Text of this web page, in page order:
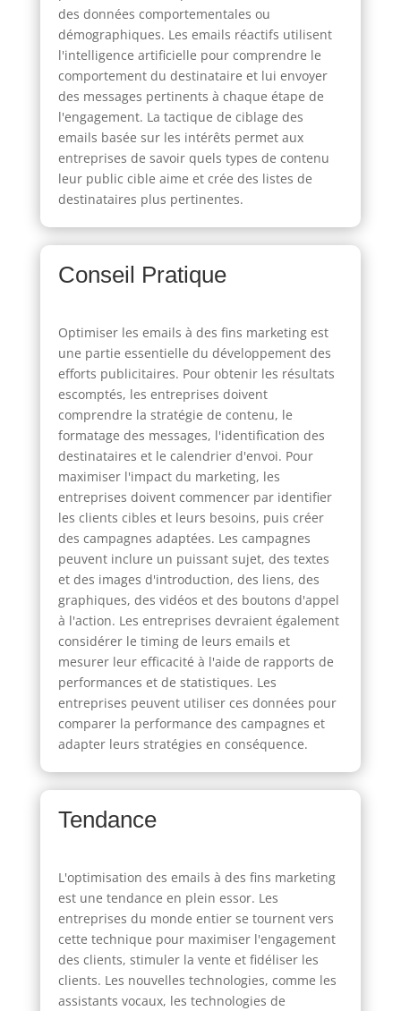
des données comportementales ou
démographiques. Les emails réactifs utilisent
l'intelligence artificielle pour comprendre le
comportement du destinataire et lui envoyer
des messages pertinents à chaque étape de
l'engagement. La tactique de ciblage des
emails basée sur les intérêts permet aux
entreprises de savoir quels types de contenu
leur public cible aime et crée des listes de
destinataires plus pertinentes.
Conseil Pratique
Optimiser les emails à des fins marketing est
une partie essentielle du développement des
efforts publicitaires. Pour obtenir les résultats
escomptés, les entreprises doivent
comprendre la stratégie de contenu, le
formatage des messages, l'identification des
destinataires et le calendrier d'envoi. Pour
maximiser l'impact du marketing, les
entreprises doivent commencer par identifier
les clients cibles et leurs besoins, puis créer
des campagnes adaptées. Les campagnes
peuvent inclure un puissant sujet, des textes
et des images d'introduction, des liens, des
graphiques, des vidéos et des boutons d'appel
à l'action. Les entreprises devraient également
considérer le timing de leurs emails et
mesurer leur efficacité à l'aide de rapports de
performances et de statistiques. Les
entreprises peuvent utiliser ces données pour
comparer la performance des campagnes et
adapter leurs stratégies en conséquence.
Tendance
L'optimisation des emails à des fins marketing
est une tendance en plein essor. Les
entreprises du monde entier se tournent vers
cette technique pour maximiser l'engagement
des clients, stimuler la vente et fidéliser les
clients. Les nouvelles technologies, comme les
assistants vocaux, les technologies de